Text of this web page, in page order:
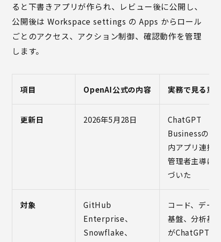
ると下書きアプリが作られ、レビュー後に公開し、
公開後は Workspace settings の Apps からロール
ごとのアクセス、アクション制御、確認動作を管理
します。
項目 OpenAI公式の内容 実務で見る意
更新日 2026年5月28日
ChatGPT
Businessの社
内アプリ連携
管理者主導に
づいた
対象
GitHub
Enterprise、
Snowflake、
コード、デー
基盤、分析基
がChatGPT利